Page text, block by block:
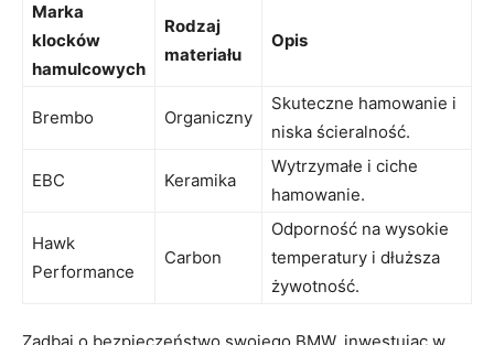
Marka
klocków
hamulcowych
Rodzaj
materiału
Opis
Brembo Organiczny
Skuteczne hamowanie i
niska ścieralność.
EBC Keramika
Wytrzymałe i ciche
hamowanie.
Hawk
Performance
Carbon
Odporność na wysokie
temperatury i dłuższa
żywotność.